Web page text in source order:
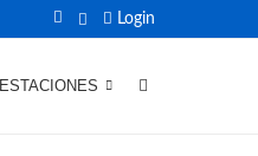
Login
ESTACIONES